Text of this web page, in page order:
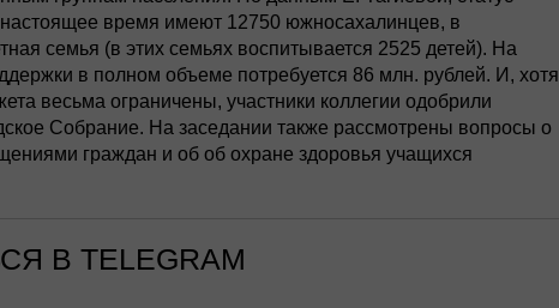
время имеют 12750 южносахалинцев, в
семья (в этих семьях воспитывается 2525 детей). На
в полном объеме потребуется 86 млн. рублей. И, хотя
весьма ограничены, участники коллегии одобрили
Собрание. На заседании также рассмотрены вопросы о
граждан и об об охране здоровья учащихся
В TELEGRAM